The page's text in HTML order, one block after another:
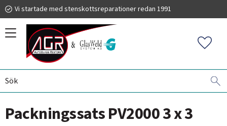
Vi startade med stenskottsreparationer redan 1991
VINDRUTEREPARATIONER
Packningssats PV2000 3 x 3
019 225 220